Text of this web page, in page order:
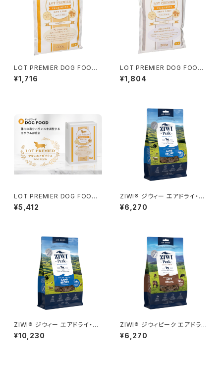
LOT PREMIER DOG FOOD
チキン&アガリクス 成犬用 全犬
種 500g
¥1,716
LOT PREMIER DOG FOOD
チキン&アガリクス 高齢犬用 全
犬種 500g
¥1,804
LOT PREMIER DOG FOOD
成犬用全犬種用 大容量2kg
¥5,412
ZIWI® ジウィー エアドライ・ド
ッグフード ラム 454g
¥6,270
ZIWI® ジウィー エアドライ・ド
ッグフード ラム 1kg
¥10,230
ZIWI® ジウィピーク エアドラ
イ・ドッグフード グラスフェッドビ
ーフ454g
¥6,270